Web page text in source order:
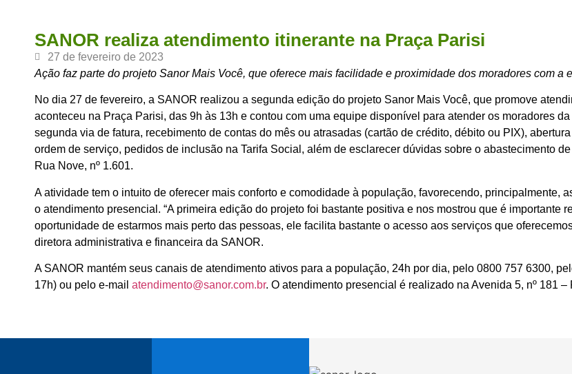
SANOR realiza atendimento itinerante na Praça Parisi
27 de fevereiro de 2023
Ação faz parte do projeto Sanor Mais Você, que oferece mais facilidade e proximidade dos moradores com a
No dia 27 de fevereiro, a SANOR realizou a segunda edição do projeto Sanor Mais Você, que promove
aconteceu na Praça Parisi, das 9h às 13h e contou com uma equipe disponível para atender os moradores
segunda via de fatura, recebimento de contas do mês ou atrasadas (cartão de crédito, débito ou PIX),
ordem de serviço, pedidos de inclusão na Tarifa Social, além de esclarecer dúvidas sobre o abastecimento
Rua Nove, nº 1.601.
A atividade tem o intuito de oferecer mais conforto e comodidade à população, favorecendo, principalmente,
o atendimento presencial. “A primeira edição do projeto foi bastante positiva e nos mostrou que é importante
oportunidade de estarmos mais perto das pessoas, ele facilita bastante o acesso aos serviços que
diretora administrativa e financeira da SANOR.
A SANOR mantém seus canais de atendimento ativos para a população, 24h por dia, pelo 0800 757 6300,
17h) ou pelo e-mail atendimento@sanor.com.br. O atendimento presencial é realizado na Avenida 5, nº 181